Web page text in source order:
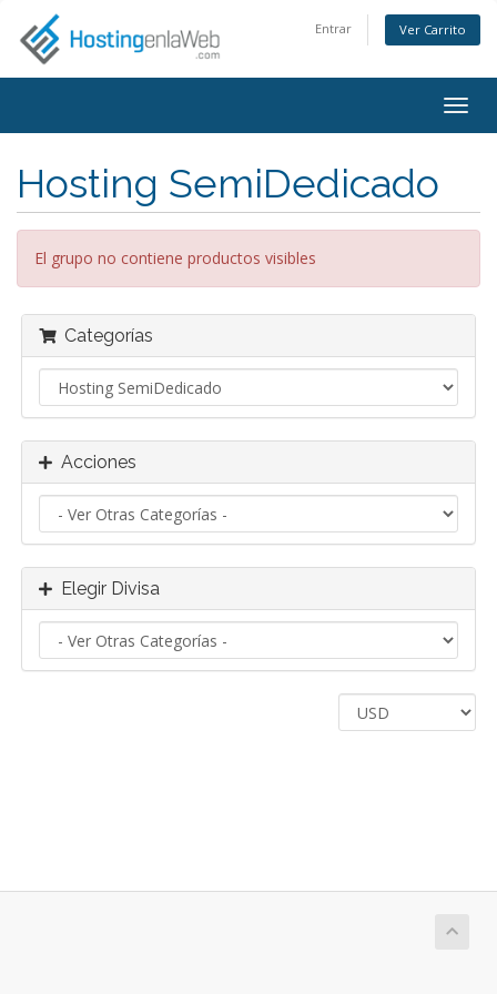
Entrar Ver Carrito
Hosting SemiDedicado
El grupo no contiene productos visibles
Categorías
Acciones
Elegir Divisa